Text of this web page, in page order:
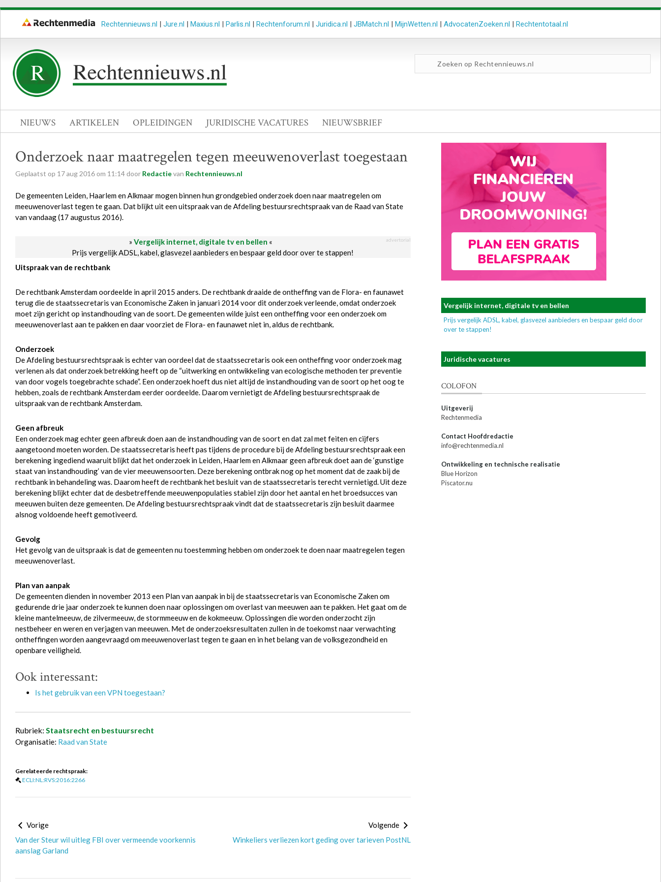
Rechtennieuws.nl | Jure.nl | Maxius.nl | Parlis.nl | Rechtenforum.nl | Juridica.nl | JBMatch.nl | MijnWetten.nl | AdvocatenZoeken.nl | Rechtentotaal.nl
NIEUWS ARTIKELEN OPLEIDINGEN JURIDISCHE VACATURES NIEUWSBRIEF
Onderzoek naar maatregelen tegen meeuwenoverlast toegestaan
Geplaatst op 17aug 2016 om 11:14 door Redactievan Rechtennieuws.nl
De gemeenten Leiden, Haarlem en Alkmaar mogen binnen hun grondgebied onderzoek doen naar maatregelen om
meeuwenoverlast tegen te gaan. Dat blijkt uit een uitspraak van de Afdeling bestuursrechtspraak van de Raad van State
van vandaag (17 augustus 2016).
» Vergelijk internet, digitale tv en bellen « advertorial
Prijs vergelijk ADSL, kabel, glasvezel aanbieders en bespaar geld door over te stappen!
Uitspraak van de rechtbank
De rechtbank Amsterdam oordeelde in april 2015 anders. De rechtbank draaide de ontheffing van de Flora- en faunawet
terug die de staatssecretaris van Economische Zaken in januari 2014 voor dit onderzoek verleende, omdat onderzoek
moet zijn gericht op instandhouding van de soort. De gemeenten wilde juist een ontheffing voor een onderzoek om
meeuwenoverlast aan te pakken en daar voorziet de Flora- en faunawet niet in, aldus de rechtbank.
Onderzoek
De Afdeling bestuursrechtspraak is echter van oordeel dat de staatssecretaris ook een ontheffing voor onderzoek mag
verlenen als dat onderzoek betrekking heeft op de “uitwerking en ontwikkeling van ecologische methoden ter preventie
van door vogels toegebrachte schade”. Een onderzoek hoeft dus niet altijd de instandhouding van de soort op het oog te
hebben, zoals de rechtbank Amsterdam eerder oordeelde. Daarom vernietigt de Afdeling bestuursrechtspraak de
uitspraak van de rechtbank Amsterdam.
Geen afbreuk
Een onderzoek mag echter geen afbreuk doen aan de instandhouding van de soort en dat zal met feiten en cijfers
aangetoond moeten worden. De staatssecretaris heeft pas tijdens de procedure bij de Afdeling bestuursrechtspraak een
berekening ingediend waaruit blijkt dat het onderzoek in Leiden, Haarlem en Alkmaar geen afbreuk doet aan de ‘gunstige
staat van instandhouding’ van de vier meeuwensoorten. Deze berekening ontbrak nog op het moment dat de zaak bij de
rechtbank in behandeling was. Daarom heeft de rechtbank het besluit van de staatssecretaris terecht vernietigd. Uit deze
berekening blijkt echter dat de desbetreffende meeuwenpopulaties stabiel zijn door het aantal en het broedsucces van
meeuwen buiten deze gemeenten. De Afdeling bestuursrechtspraak vindt dat de staatssecretaris zijn besluit daarmee
alsnog voldoende heeft gemotiveerd.
Gevolg
Het gevolg van de uitspraak is dat de gemeenten nu toestemming hebben om onderzoek te doen naar maatregelen tegen
meeuwenoverlast.
Plan van aanpak
De gemeenten dienden in november 2013 een Plan van aanpak in bij de staatssecretaris van Economische Zaken om
gedurende drie jaar onderzoek te kunnen doen naar oplossingen om overlast van meeuwen aan te pakken. Het gaat om de
kleine mantelmeeuw, de zilvermeeuw, de stormmeeuw en de kokmeeuw. Oplossingen die worden onderzocht zijn
nestbeheer en weren en verjagen van meeuwen. Met de onderzoeksresultaten zullen in de toekomst naar verwachting
ontheffingen worden aangevraagd om meeuwenoverlast tegen te gaan en in het belang van de volksgezondheid en
openbare veiligheid.
Ook interessant:
Is het gebruik van een VPN toegestaan?
Rubriek: Staatsrecht en bestuursrecht
Organisatie: Raad van State
Gerelateerde rechtspraak:
ECLI:NL:RVS:2016:2266
Vorige
Van der Steur wil uitleg FBI over vermeende voorkennis
aanslag Garland
Volgende
Winkeliers verliezen kort geding over tarieven PostNL
Vergelijk internet, digitale tv en bellen
Prijs vergelijk ADSL, kabel, glasvezel aanbieders en bespaar geld door
over te stappen!
Juridische vacatures
COLOFON
Uitgeverij
Rechtenmedia
Contact Hoofdredactie
info@rechtenmedia.nl
Ontwikkeling en technische realisatie
Blue Horizon
Piscator.nu